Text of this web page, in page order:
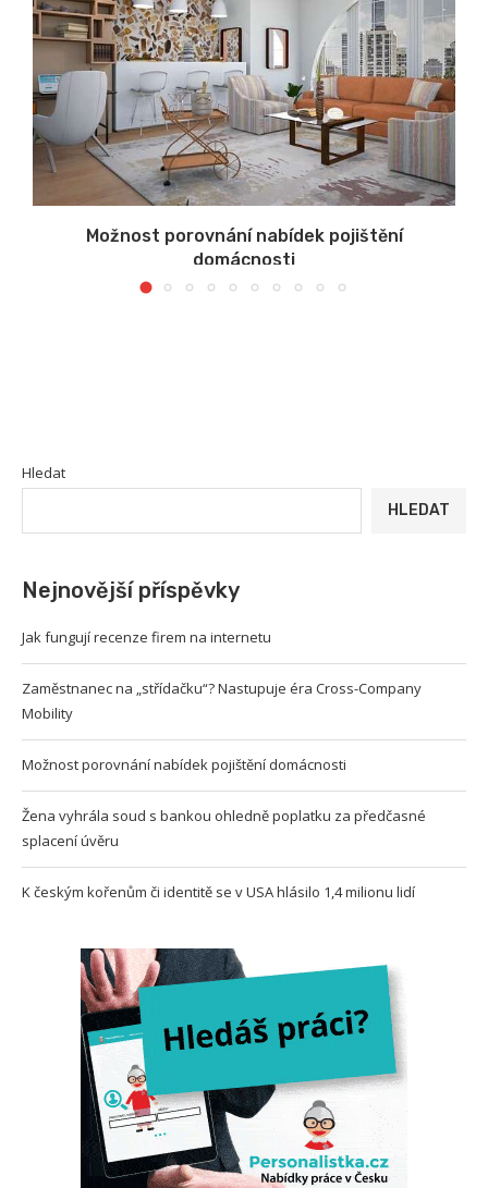
Možnost porovnání nabídek pojištění
domácnosti
Hledat
HLEDAT
Nejnovější příspěvky
Jak fungují recenze firem na internetu
Zaměstnanec na „střídačku“? Nastupuje éra Cross-Company
Mobility
Možnost porovnání nabídek pojištění domácnosti
Žena vyhrála soud s bankou ohledně poplatku za předčasné
splacení úvěru
K českým kořenům či identitě se v USA hlásilo 1,4 milionu lidí